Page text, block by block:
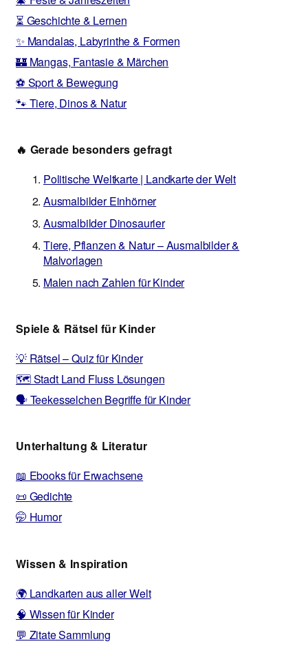
⏳ Geschichte & Lernen
✨ Mandalas, Labyrinthe & Formen
🏰 Mangas, Fantasie & Märchen
⚽ Sport & Bewegung
🐾 Tiere, Dinos & Natur
🔥 Gerade besonders gefragt
Politische Weltkarte | Landkarte der Welt
Ausmalbilder Einhörner
Ausmalbilder Dinosaurier
Tiere, Pflanzen & Natur – Ausmalbilder &
Malvorlagen
Malen nach Zahlen für Kinder
Spiele & Rätsel für Kinder
💡 Rätsel – Quiz für Kinder
🗺️ Stadt Land Fluss Lösungen
🗣️ Teekesselchen Begriffe für Kinder
Unterhaltung & Literatur
📖 Ebooks für Erwachsene
📜 Gedichte
🤭 Humor
Wissen & Inspiration
🌍 Landkarten aus aller Welt
🧠 Wissen für Kinder
💬 Zitate Sammlung